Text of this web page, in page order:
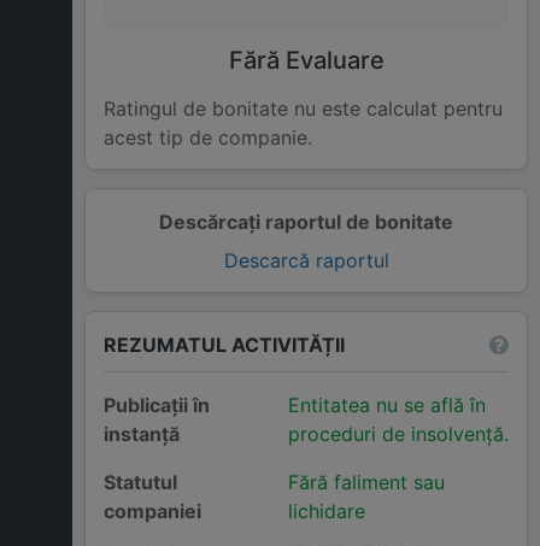
Descărcați raportul de bonitate
Descarcă raportul
Fără Evaluare
Ratingul de bonitate nu este calculat pentru
acest tip de companie.
REZUMATUL ACTIVITĂȚII
Publicații în
instanță
Entitatea nu se află în
proceduri de insolvență.
Statutul
companiei
Fără faliment sau
lichidare